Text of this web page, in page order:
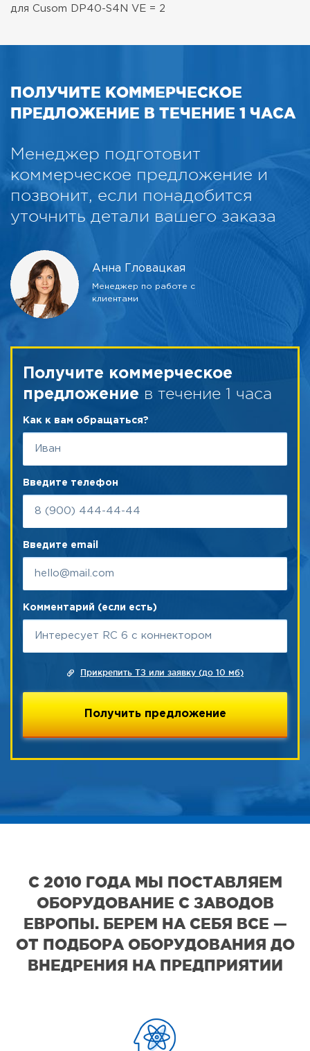
для Cusom DP40-S4N VE = 2
ПОЛУЧИТЕ КОММЕРЧЕСКОЕ
ПРЕДЛОЖЕНИЕ В ТЕЧЕНИЕ 1 ЧАСА
Менеджер подготовит
коммерческое предложение и
позвонит, если понадобится
уточнить детали вашего заказа
Анна Гловацкая
Менеджер по работе с
клиентами
Получите коммерческое
предложение в течение 1 часа
Как к вам обращаться?
Введите телефон
Введите email
Комментарий (если есть)
Прикрепить ТЗ или заявку (до 10 мб)
С 2010 ГОДА МЫ ПОСТАВЛЯЕМ
ОБОРУДОВАНИЕ С ЗАВОДОВ
ЕВРОПЫ. БЕРЕМ НА СЕБЯ ВСЕ —
ОТ ПОДБОРА ОБОРУДОВАНИЯ ДО
ВНЕДРЕНИЯ НА ПРЕДПРИЯТИИ